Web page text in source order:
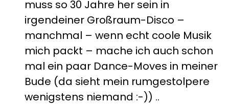
muss so 30 Jahre her sein in
irgendeiner Großraum-Disco –
manchmal – wenn echt coole Musik
mich packt – mache ich auch schon
mal ein paar Dance-Moves in meiner
Bude (da sieht mein rumgestolpere
wenigstens niemand :-)) ..